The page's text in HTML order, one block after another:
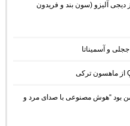
دانلود آهنگ ریمیکس مینی میکس 13 از دیجی آلیزو (سون بند و فریدون
من بود “هوش مصنوعی با صدای مرد و